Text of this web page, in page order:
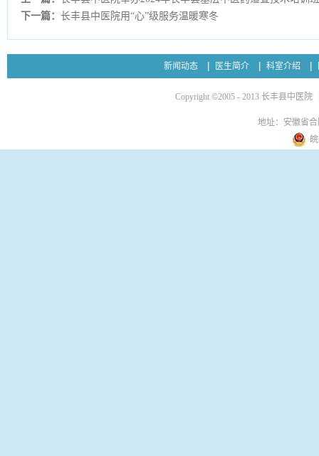
下一篇：长丰县中医院用“心”级服务温暖寒冬
新闻动态 医生简介 科室介绍
Copyright ©2005 - 2013 长丰县中医院
地址：安徽省